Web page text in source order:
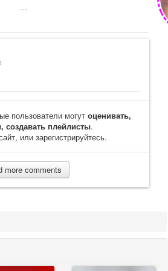
...
пользователи могутоценивать,
создавать плейлисты.
или зарегистрируйтесь.
more comments